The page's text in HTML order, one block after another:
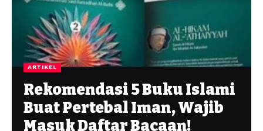
ARTIKEL
Rekomendasi 5 Buku Islami
Buat Pertebal Iman, Wajib
Masuk Daftar Bacaan!